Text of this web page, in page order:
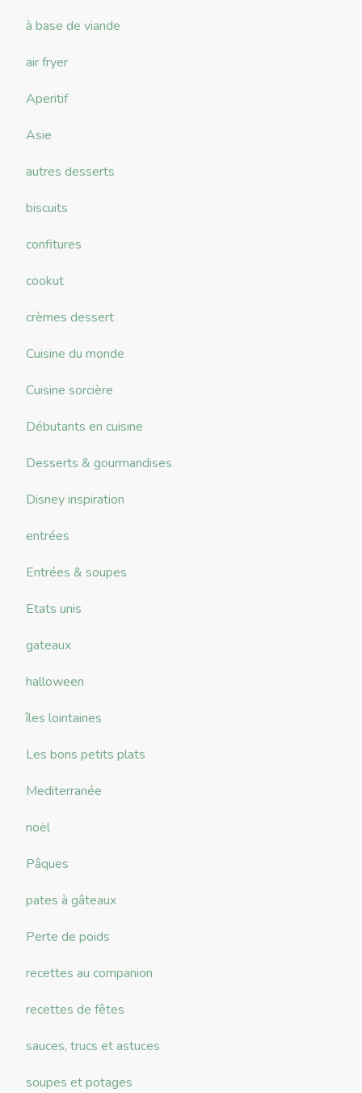
à base de viande
air fryer
Aperitif
Asie
autres desserts
biscuits
confitures
cookut
crèmes dessert
Cuisine du monde
Cuisine sorcière
Débutants en cuisine
Desserts & gourmandises
Disney inspiration
entrées
Entrées & soupes
Etats unis
gateaux
halloween
îles lointaines
Les bons petits plats
Mediterranée
noël
Pâques
pates à gâteaux
Perte de poids
recettes au companion
recettes de fêtes
sauces, trucs et astuces
soupes et potages